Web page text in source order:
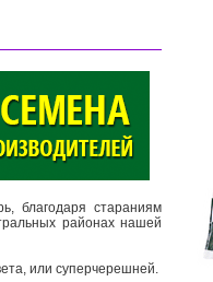
благодаря стараниям
районах нашей
или суперчерешней.